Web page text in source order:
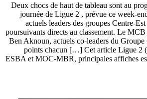
Deux chocs de haut de tableau sont au
journée de Ligue 2 , prévue ce week-
actuels leaders des groupes Centre-
poursuivants directs au classement. Le
Ben Aknoun, actuels co-leaders du Groupe
points chacun […] Cet article Ligue 2
ESBA et MOC-MBR, principales affiches